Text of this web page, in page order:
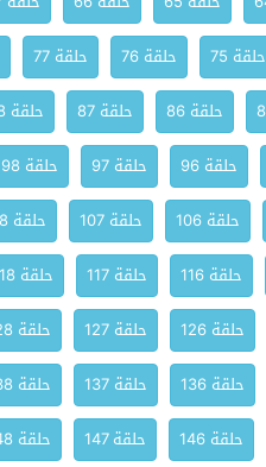
حلقة 75 حلقة 76 حلقة 77
حلقة 86 حلقة 87 حلقة 88
حلقة 96 حلقة 97 حلقة 98
حلقة 106 حلقة 107 حلقة 108
حلقة 116 حلقة 117 حلقة 118
حلقة 126 حلقة 127 حلقة 128
حلقة 136 حلقة 137 حلقة 138
حلقة 146 حلقة 147 حلقة 148